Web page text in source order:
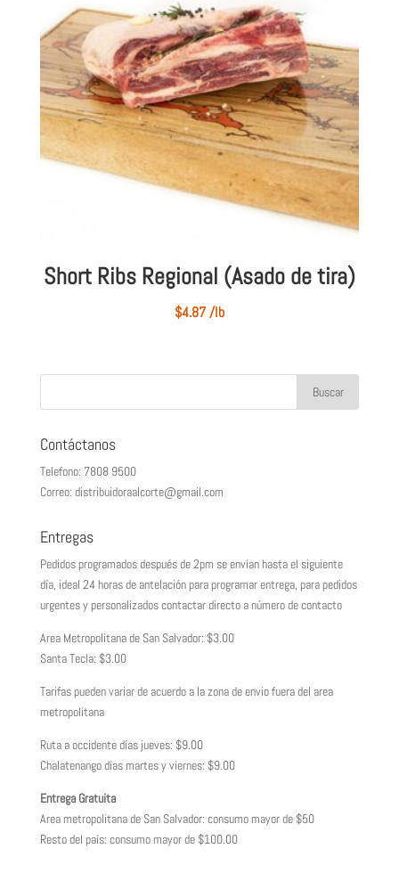
Short Ribs Regional (Asado de tira)
$4.87/lb
Contáctanos
Telefono: 7808 9500
Correo: distribuidoraalcorte@gmail.com
Entregas
Pedidos programados después de 2pm se envían hasta el siguiente
día, ideal 24 horas de antelación para programar entrega, para pedidos
urgentes y personalizados contactar directo a número de contacto
Area Metropolitana de San Salvador: $3.00
Santa Tecla: $3.00
Tarifas pueden variar de acuerdo a la zona de envio fuera del area
metropolitana
Ruta a occidente días jueves: $9.00
Chalatenango días martes y viernes: $9.00
Entrega Gratuita
Area metropolitana de San Salvador: consumo mayor de $50
Resto del país: consumo mayor de $100.00